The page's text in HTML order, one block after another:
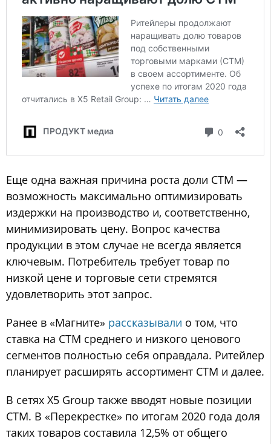
Еще одна важная причина роста доли СТМ —
возможность максимально оптимизировать
издержки на производство и, соответственно,
минимизировать цену. Вопрос качества
продукции в этом случае не всегда является
ключевым. Потребитель требует товар по
низкой цене и торговые сети стремятся
удовлетворить этот запрос.
Ранее в «Магните» рассказывали о том, что
ставка на СТМ среднего и низкого ценового
сегментов полностью себя оправдала. Ритейлер
планирует расширять ассортимент СТМ и далее.
В сетях X5 Group также вводят новые позиции
СТМ. В «Перекрестке» по итогам 2020 года доля
таких товаров составила 12,5% от общего